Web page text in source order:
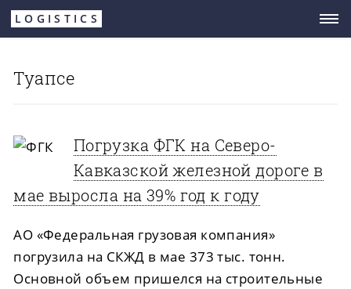
Перейти
к
содержанию
LOGISTICS
Туапсе
Погрузка ФГК на Северо-
Кавказской железной дороге в
мае выросла на 39% год к году
АО «Федеральная грузовая компания»
погрузила на СКЖД в мае 373 тыс. тонн.
Основной объем пришелся на строительные